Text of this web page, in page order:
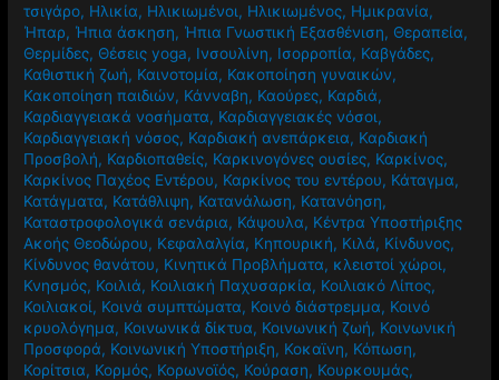
τσιγάρο, Ηλικία, Ηλικιωμένοι, Ηλικιωμένος, Ημικρανία,
Ήπαρ, Ήπια άσκηση, Ήπια Γνωστική Εξασθένιση, Θεραπεία,
Θερμίδες, Θέσεις yoga, Ινσουλίνη, Ισορροπία, Καβγάδες,
Καθιστική ζωή, Καινοτομία, Κακοποίηση γυναικών,
Κακοποίηση παιδιών, Κάνναβη, Καούρες, Καρδιά,
Καρδιαγγειακά νοσήματα, Καρδιαγγειακές νόσοι,
Καρδιαγγειακή νόσος, Καρδιακή ανεπάρκεια, Καρδιακή
Προσβολή, Καρδιοπαθείς, Καρκινογόνες ουσίες, Καρκίνος,
Καρκίνος Παχέος Εντέρου, Καρκίνος του εντέρου, Κάταγμα,
Κατάγματα, Κατάθλιψη, Κατανάλωση, Κατανόηση,
Καταστροφολογικά σενάρια, Κάψουλα, Κέντρα Υποστήριξης
Ακοής Θεοδώρου, Κεφαλαλγία, Κηπουρική, Κιλά, Κίνδυνος,
Κίνδυνος θανάτου, Κινητικά Προβλήματα, κλειστοί χώροι,
Κνησμός, Κοιλιά, Κοιλιακή Παχυσαρκία, Κοιλιακό Λίπος,
Κοιλιακοί, Κοινά συμπτώματα, Κοινό διάστρεμμα, Κοινό
κρυολόγημα, Κοινωνικά δίκτυα, Κοινωνική ζωή, Κοινωνική
Προσφορά, Κοινωνική Υποστήριξη, Κοκαϊνη, Κόπωση,
Κορίτσια, Κορμός, Κορωνοϊός, Κούραση, Κουρκουμάς,